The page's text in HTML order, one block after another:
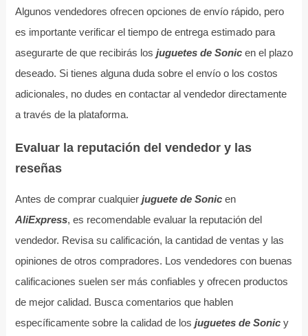
Algunos vendedores ofrecen opciones de envío rápido, pero
es importante verificar el tiempo de entrega estimado para
asegurarte de que recibirás los juguetes de Sonicen el plazo
deseado. Si tienes alguna duda sobre el envío o los costos
adicionales, no dudes en contactar al vendedor directamente
a través de la plataforma.
Evaluar la reputación del vendedor y las
reseñas
Antes de comprar cualquier juguete de Sonicen
AliExpress, es recomendable evaluar la reputación del
vendedor. Revisa su calificación, la cantidad de ventas y las
opiniones de otros compradores. Los vendedores con buenas
calificaciones suelen ser más confiables y ofrecen productos
de mejor calidad. Busca comentarios que hablen
específicamente sobre la calidad de los juguetes de Sonicy